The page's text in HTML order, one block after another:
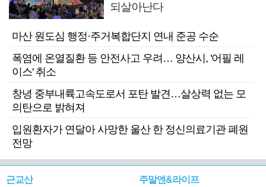
되살아난다
마산 원도심 행정·주거복합단지 연내 준공 수순
폭염에 온열질환 등 안전사고 우려… 양산시, '어필 레
이스' 취소
창녕 중부내륙고속도로서 포탄 발견…살상력 없는 모
의탄으로 밝혀져
입원환자가 연달아 사망한 울산 한 정신의료기관 폐원
전망
근교산 주말엔&라이프